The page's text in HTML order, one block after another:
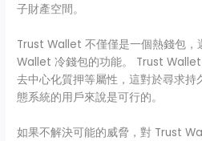
子財產空間。
Trust Wallet 不僅僅是一個熱錢包，
Wallet 冷錢包的功能。 Trust
去中心化質押等屬性，這對於尋求
態系統的用戶來說是可行的。
如果不解決可能的威脅，對 Trust